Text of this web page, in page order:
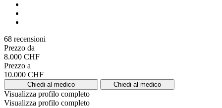
68 recensioni
Prezzo da
8.000 CHF
Prezzo a
10.000 CHF
Chiedi al medico Chiedi al medico
Visualizza profilo completo
Visualizza profilo completo